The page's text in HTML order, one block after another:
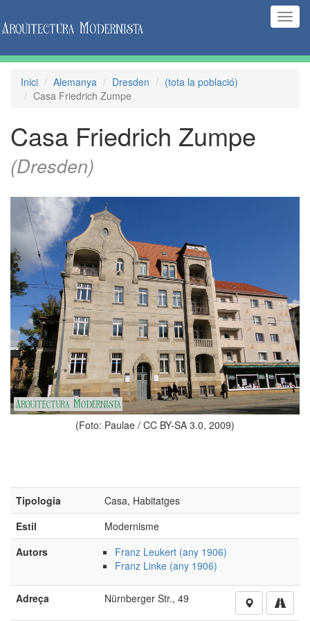
Inici Alemanya Dresden
(tota la població)
Casa Friedrich Zumpe
Casa Friedrich Zumpe
(Dresden)
(Foto: Paulae / CC BY-SA 3.0, 2009)
Tipologia
Casa, Habitatges
Estil
Modernisme
Autors
Franz Leukert (any 1906)
Franz Linke (any 1906)
Adreça Nürnberger Str., 49